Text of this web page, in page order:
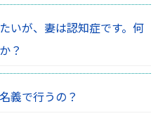
いが、妻は認知症です。何
？
義で行うの？